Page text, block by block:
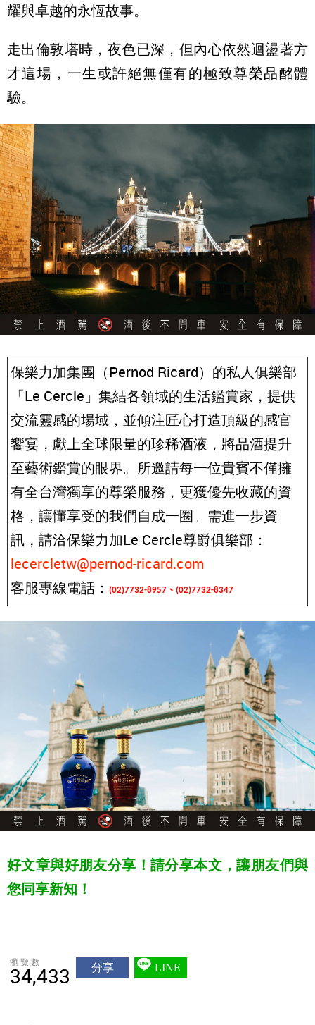
耀與卓越的永恆故事。
走出倫敦塔時，夜色已深，但內心依然迴盪著方
才這場，一生或許絕無僅有的極致尊榮品酩體
驗。
保樂力加集團（Pernod Ricard）的私人俱樂部
「Le Cercle」集結各領域的生活鑑賞家，提供
交流靈感的場域，並傾注匠心打造頂級的感官
饗宴，獻上全球限量的珍稀酒液，將品酒提升
至藝術鑑賞的眼界。所邀請每一位貴賓不僅擁
有全台灣獨享的尊榮服務，更獲優先收藏的資
格，讓懂享受的我們自成一圈。需進一步資
訊，請洽保樂力加Le Cercle尊爵俱樂部：
lecercletw@pernod-ricard.com
客服專線電話：
(02)7732-8957 、 (02)7732-8347
好文章與好朋友分享！請分享本文，讓朋友們與
您同享新知！
瀏覽數
34,433 分享 LINE